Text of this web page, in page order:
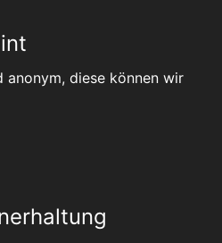
anonym, diese können wir